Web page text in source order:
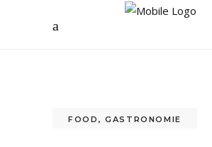
FOOD , GASTRONOMIE